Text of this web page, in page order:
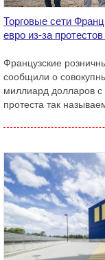
Торговые сети
евро из-за
Французские
сообщили о
миллиард долларов
протеста так